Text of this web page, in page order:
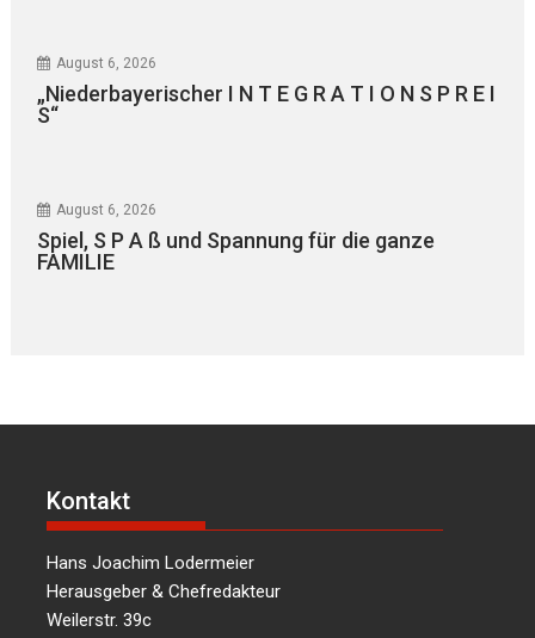
August 6, 2026
„Niederbayerischer I N T E G R A T I O N S P R E I
S“
August 6, 2026
Spiel, S P A ß und Spannung für die ganze
FAMILIE
Kontakt
Hans Joachim Lodermeier
Herausgeber & Chefredakteur
Weilerstr. 39c